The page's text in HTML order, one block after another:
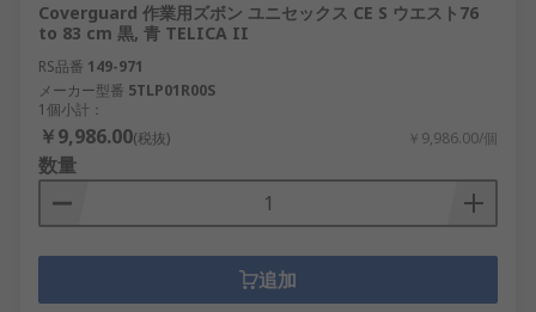
Coverguard 作業用ズボン ユニセックス CE S ウエスト76
to 83 cm 黒, 青 TELICA II
RS品番 149-971
メーカー型番 5TLP01R00S
1個小計：
￥9,986.00(税抜) ￥9,986.00/個
数量
追加